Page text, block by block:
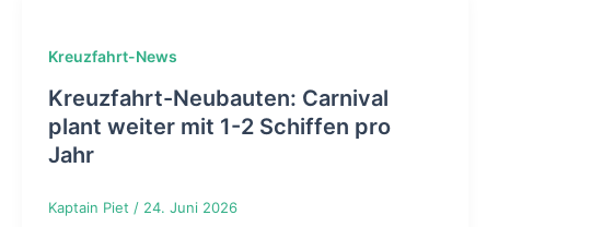
Kreuzfahrt-News
Kreuzfahrt-Neubauten: Carnival
plant weiter mit 1-2 Schiffen pro
Jahr
Kaptain Piet / 24. Juni 2026